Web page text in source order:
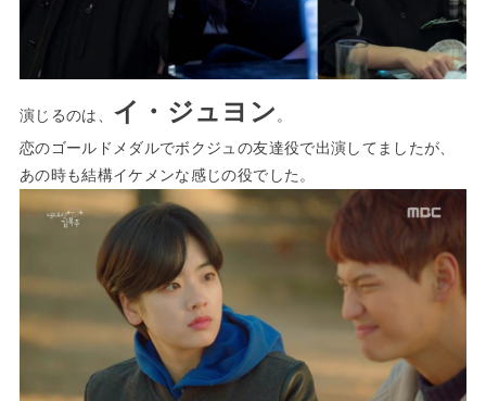
演じるのは、 イ・ジュヨン 。
恋のゴールドメダルでボクジュの友達役で出演してましたが、
あの時も結構イケメンな感じの役でした。